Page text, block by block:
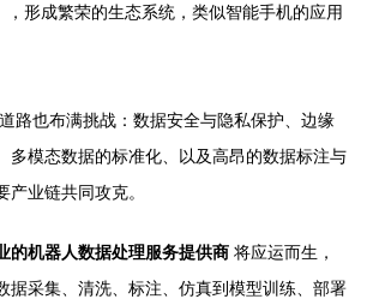
，形成繁荣的生态系统，类似智能手机的应用
路也布满挑战：数据安全与隐私保护、边缘
多模态数据的标准化、以及高昂的数据标注与
业链共同攻克。
的机器人数据处理服务提供商 将应运而生，
据采集、清洗、标注、仿真到模型训练、部署